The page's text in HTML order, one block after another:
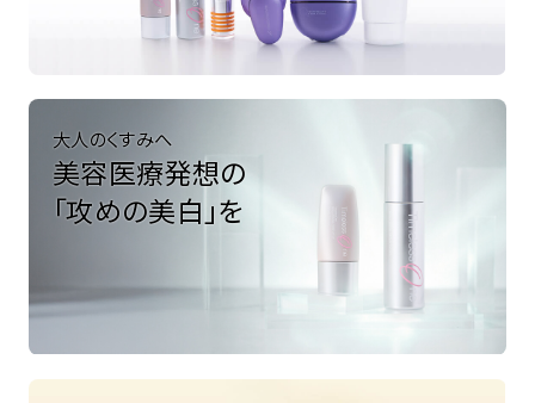
大人のくすみへ
美容医療発想の
「攻めの美白」を